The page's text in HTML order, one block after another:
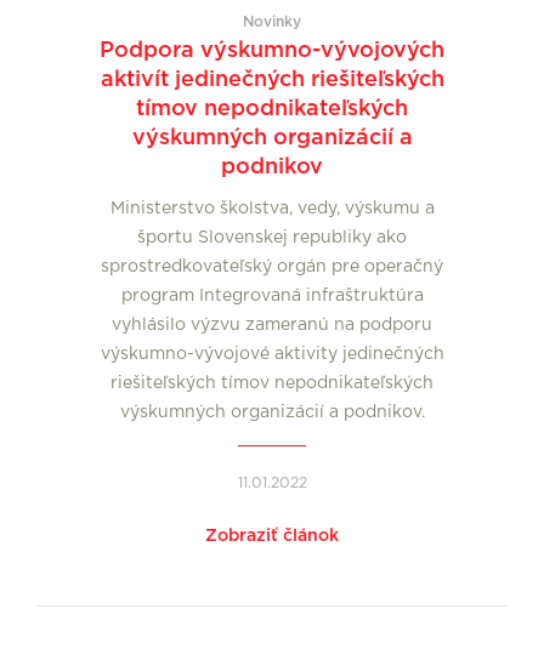
Novinky
Podpora výskumno-vývojových
aktivít jedinečných riešiteľských
tímov nepodnikateľských
výskumných organizácií a
podnikov
Ministerstvo školstva, vedy, výskumu a
športu Slovenskej republiky ako
sprostredkovateľský orgán pre operačný
program Integrovaná infraštruktúra
vyhlásilo výzvu zameranú na podporu
výskumno-vývojové aktivity jedinečných
riešiteľských tímov nepodnikateľských
výskumných organizácií a podnikov.
11.01.2022
Zobraziť článok